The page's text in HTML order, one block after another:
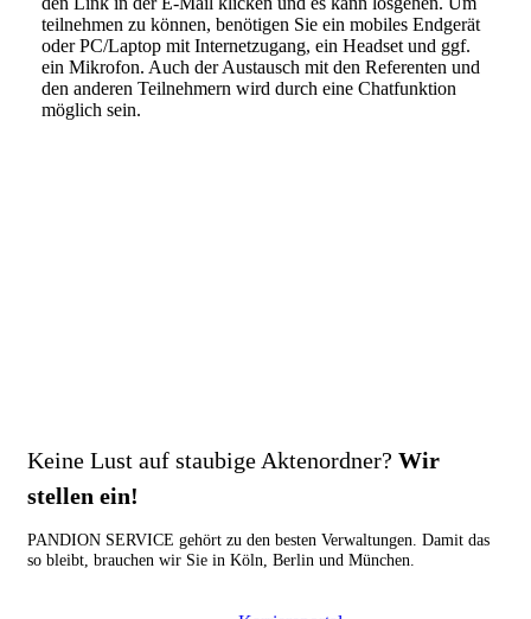
teilnehmen zu können, benötigen Sie ein mobiles Endgerät
oder PC/Laptop mit Internetzugang, ein Headset und ggf.
ein Mikrofon. Auch der Austausch mit den Referenten und
den anderen Teilnehmern wird durch eine Chatfunktion
möglich sein.
Keine Lust auf staubige Aktenordner? Wir
stellen ein!
PANDION SERVICE gehört zu den besten Verwaltungen. Damit das
so bleibt, brauchen wir Sie in Köln, Berlin und München.